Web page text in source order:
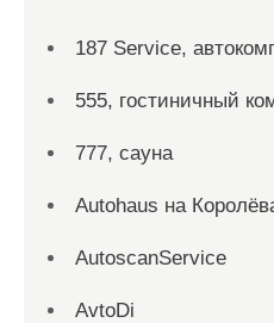
187 Service,
555, гостиничный
777, сауна
Autohaus на
AutoscanService
AvtoDi